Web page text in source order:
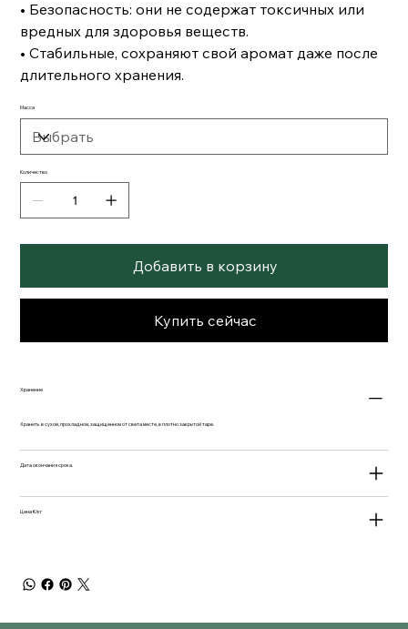
• Безопасность: они не содержат токсичных или
вредных для здоровья веществ.
• Стабильные, сохраняют свой аромат даже после
длительного хранения.
Масса
Количество
Добавить в корзину
Купить сейчас
Хранение
Хранить в сухом, прохладном, защищенном от света месте, в плотно закрытой таре.
Дата окончания срока.
Цена €/кг